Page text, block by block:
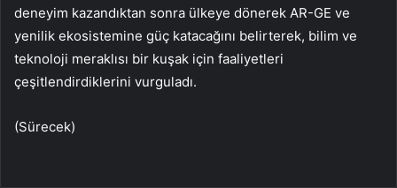
deneyim kazandıktan sonra ülkeye dönerek AR-GE ve
yenilik ekosistemine güç katacağını belirterek, bilim ve
teknoloji meraklısı bir kuşak için faaliyetleri
çeşitlendirdiklerini vurguladı.
(Sürecek)